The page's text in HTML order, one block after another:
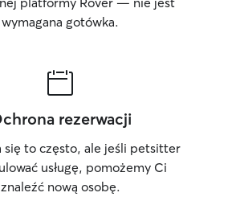
wymagana gotówka.
rezerwacji
się to często, ale jeśli petsitter
usługę, pomożemy Ci
znaleźć nową osobę.